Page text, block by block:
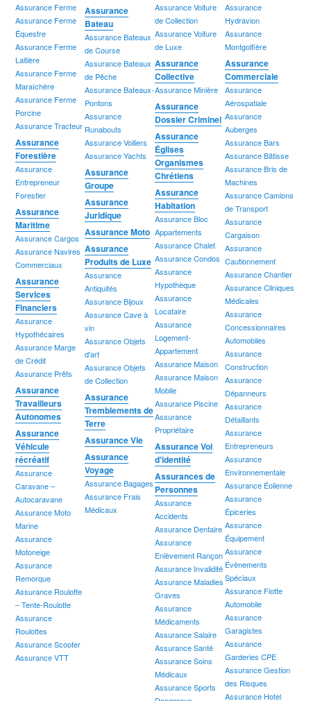
Assurance Ferme
Assurance Ferme
Équestre
Assurance Ferme
Laitière
Assurance Ferme
Maraîchère
Assurance Ferme
Porcine
Assurance Tracteur
Assurance Voiture
de Collection
Assurance Voiture
de Luxe
Assurance
Hydravion
Assurance
Montgolfière
Assurance
Bateau
Assurance Bateaux
de Course
Assurance Bateaux
de Pêche
Assurance Bateaux-
Pontons
Assurance
Runabouts
Assurance Voiliers
Assurance Yachts
Assurance
Collective
Assurance Minière
Assurance
Commerciale
Assurance
Aérospatiale
Assurance
Auberges
Assurance Bars
Assurance Bâtisse
Assurance Bris de
Machines
Assurance Camions
de Transport
Assurance
Cargaison
Assurance
Cautionnement
Assurance Chantier
Assurance Cliniques
Médicales
Assurance
Concessionnaires
Automobiles
Assurance
Construction
Assurance
Dépanneurs
Assurance
Détaillants
Assurance
Entrepreneurs
Assurance
Environnementale
Assurance Éolienne
Assurance
Épiceries
Assurance
Équipement
Assurance
Évènements
Spéciaux
Assurance Flotte
Automobile
Assurance
Garagistes
Assurance
Garderies CPE
Assurance Gestion
des Risques
Assurance Hotel
Assurance
Dossier Criminel
Assurance
Églises
Organismes
Chrétiens
Assurance
Forestière
Assurance
Entrepreneur
Forestier
Assurance
Groupe
Assurance
Habitation
Assurance Bloc
Appartements
Assurance Chalet
Assurance Condos
Assurance
Hypothèque
Assurance
Locataire
Assurance
Logement-
Appartement
Assurance Maison
Assurance Maison
Mobile
Assurance Piscine
Assurance
Propriétaire
Assurance
Juridique
Assurance
Maritime
Assurance Cargos
Assurance Navires
Commerciaux
Assurance Moto
Assurance
Produits de Luxe
Assurance
Antiquités
Assurance Bijoux
Assurance Cave à
vin
Assurance Objets
d'art
Assurance Objets
de Collection
Assurance
Services
Financiers
Assurance
Hypothécaires
Assurance Marge
de Crédit
Assurance Prêts
Assurance
Travailleurs
Autonomes
Assurance
Tremblements de
Terre
Assurance
Véhicule
récréatif
Assurance
Caravane –
Autocaravane
Assurance Moto
Marine
Assurance
Motoneige
Assurance
Remorque
Assurance Roulotte
– Tente-Roulotte
Assurance
Roulottes
Assurance Scooter
Assurance VTT
Assurance Vie
Assurance Vol
d'identité
Assurance
Voyage
Assurance Bagages
Assurance Frais
Médicaux
Assurances de
Personnes
Assurance
Accidents
Assurance Dentaire
Assurance
Enlèvement Rançon
Assurance Invalidité
Assurance Maladies
Graves
Assurance
Médicaments
Assurance Salaire
Assurance Santé
Assurance Soins
Médicaux
Assurance Sports